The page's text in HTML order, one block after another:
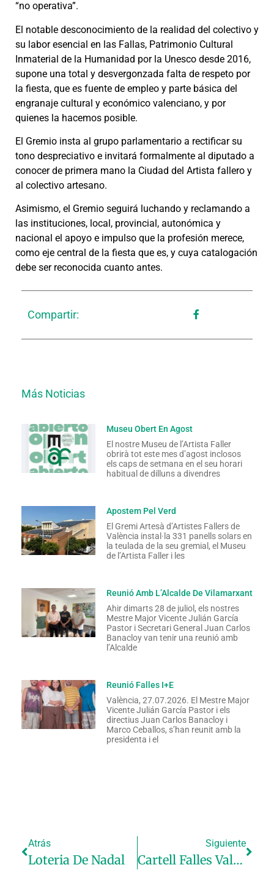
“no operativa”.
El notable desconocimiento de la realidad del colectivo y
su labor esencial en las Fallas, Patrimonio Cultural
Inmaterial de la Humanidad por la Unesco desde 2016,
supone una total y desvergonzada falta de respeto por
la fiesta, que es fuente de empleo y parte básica del
engranaje cultural y económico valenciano, y por
quienes la hacemos posible.
El Gremio insta al grupo parlamentario a rectificar su
tono despreciativo e invitará formalmente al diputado a
conocer de primera mano la Ciudad del Artista fallero y
al colectivo artesano.
Asimismo, el Gremio seguirá luchando y reclamando a
las instituciones, local, provincial, autonómica y
nacional el apoyo e impulso que la profesión merece,
como eje central de la fiesta que es, y cuya catalogación
debe ser reconocida cuanto antes.
Compartir:
Más Noticias
Museu Obert En Agost
El nostre Museu de l’Artista Faller
obrirà tot este mes d’agost inclosos
els caps de setmana en el seu horari
habitual de dilluns a divendres
Apostem Pel Verd
El Gremi Artesà d’Artistes Fallers de
València instal·la 331 panells solars en
la teulada de la seu gremial, el Museu
de l’Artista Faller i les
Reunió Amb L’Alcalde De Vilamarxant
Ahir dimarts 28 de juliol, els nostres
Mestre Major Vicente Julián García
Pastor i Secretari General Juan Carlos
Banacloy van tenir una reunió amb
l’Alcalde
Reunió Falles I+E
València, 27.07.2026. El Mestre Major
Vicente Julián García Pastor i els
directius Juan Carlos Banacloy i
Marco Ceballos, s’han reunit amb la
presidenta i el
Atrás
Loteria De Nadal
Siguiente
Cartell Falles València 2026